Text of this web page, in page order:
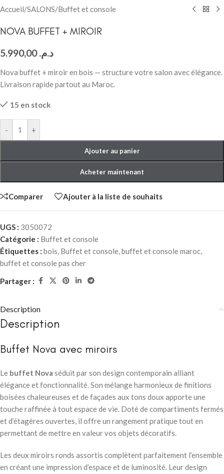
Accueil/SALONS/Buffet et console
NOVA BUFFET + MIROIR
د.م.5.990,00
Nova buffet + miroir en bois — structure votre salon avec élégance.
Livraison rapide partout au Maroc.
15 en stock
- +
Ajouter au panier
Acheter maintenant
Comparer Ajouter à la liste de souhaits
UGS : 3050072
Catégorie : Buffet et console
Étiquettes : bois, Buffet et console,buffet et console maroc,
buffet et console pas cher
Partager :
Description
Description
Buffet Nova avec miroirs
Le buffet Nova séduit par son design contemporain alliant
élégance et fonctionnalité. Son mélange harmonieux de finitions
boisées chaleureuses et de façades aux tons doux apporte une
touche raffinée à tout espace de vie. Doté de compartiments fermés
et d’étagères ouvertes, il offre un rangement pratique tout en
permettant de mettre en valeur vos objets décoratifs.
Les deux miroirs ronds assortis complètent parfaitement l’ensemble
en créant une impression d’espace et de luminosité. Leur design